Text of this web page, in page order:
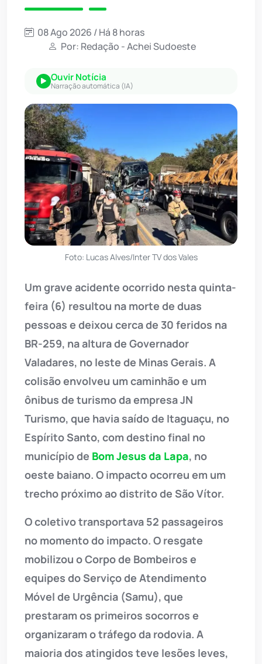
08 Ago 2026 / Há 8 horas
Por: Redação - Achei Sudoeste
Ouvir Notícia
Narração automática (IA)
Foto: Lucas Alves/Inter TV dos Vales
Um grave acidente ocorrido nesta quinta-
feira (6) resultou na morte de duas
pessoas e deixou cerca de 30 feridos na
BR-259, na altura de Governador
Valadares, no leste de Minas Gerais. A
colisão envolveu um caminhão e um
ônibus de turismo da empresa JN
Turismo, que havia saído de Itaguaçu, no
Espírito Santo, com destino final no
município de Bom Jesus da Lapa, no
oeste baiano. O impacto ocorreu em um
trecho próximo ao distrito de São Vítor.
O coletivo transportava 52 passageiros
no momento do impacto. O resgate
mobilizou o Corpo de Bombeiros e
equipes do Serviço de Atendimento
Móvel de Urgência (Samu), que
prestaram os primeiros socorros e
organizaram o tráfego da rodovia. A
maioria dos atingidos teve lesões leves,